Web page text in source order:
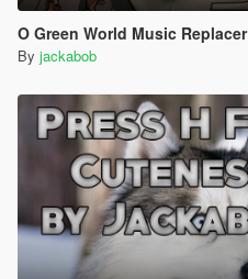
O Green World Music Replacer
By jackabob